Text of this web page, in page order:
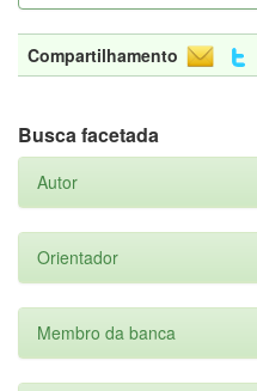
Compartilhamento
Busca facetada
Autor
Orientador
Membro da banca